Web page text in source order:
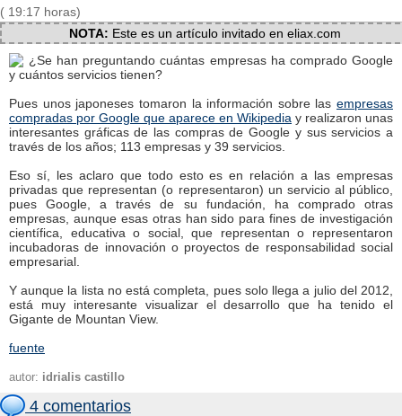
( 19:17 horas)
NOTA: Este es un artículo invitado en eliax.com
¿Se han preguntando cuántas empresas ha comprado Google
y cuántos servicios tienen?
Pues unos japoneses tomaron la información sobre las empresas
compradas por Google que aparece en Wikipedia y realizaron unas
interesantes gráficas de las compras de Google y sus servicios a
través de los años; 113 empresas y 39 servicios.
Eso sí, les aclaro que todo esto es en relación a las empresas
privadas que representan (o representaron) un servicio al público,
pues Google, a través de su fundación, ha comprado otras
empresas, aunque esas otras han sido para fines de investigación
científica, educativa o social, que representan o representaron
incubadoras de innovación o proyectos de responsabilidad social
empresarial.
Y aunque la lista no está completa, pues solo llega a julio del 2012,
está muy interesante visualizar el desarrollo que ha tenido el
Gigante de Mountan View.
fuente
autor: idrialis castillo
4 comentarios